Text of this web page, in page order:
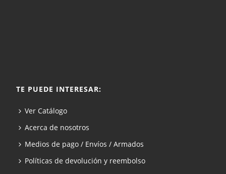
TE PUEDE INTERESAR:
Ver Catálogo
Acerca de nosotros
Medios de pago / Envíos / Armados
Políticas de devolución y reembolso